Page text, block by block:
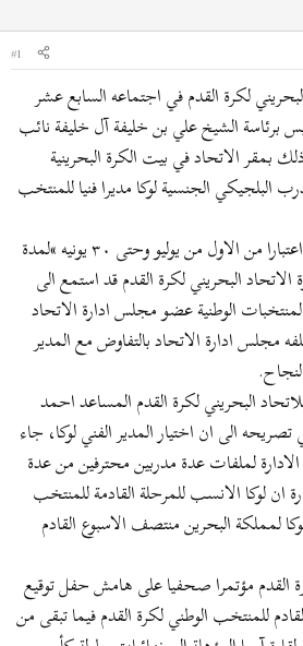
#1
‬لكرة القدم في‮ ‬اجتماعه‮ السابع عشر
الشيخ علي‮ ‬بن خليفة آل خليفة نائب
بمقر الاتحاد في‮ ‬بيت الكرة البحرينية
البلجيكي‮ ‬الجنسية لوكا مديرا فنيا للمنتخب
من الاول من‮ ‬يوليو وحتى ‮٠٣ ‬يونيه‮ »‬لمدة
البحريني‮ ‬لكرة القدم قد استمع الى
الوطنية عضو مجلس ادارة الاتحاد‮
ادارة الاتحاد بالتفاوض مع المدير
البحريني‮ ‬لكرة القدم المساعد احمد
‬تصريحه الى ان اختيار المدير الفني‮ ‬لوكا،‮ ‬جاء
لملفات عدة مدربين محترفين من عدة
لوكا الانسب للمرحلة القادمة للمنتخب
لمملكة البحرين منتصف الاسبوع القادم
القدم مؤتمرا صحفيا على هامش حفل توقيع
للمنتخب الوطني‮ ‬لكرة القدم فيما تبقى من